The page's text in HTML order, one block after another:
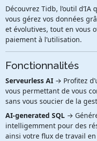
Découvrez Tidb, l’outil
vous gérez vos données
et évolutives, tout en vous
paiement à l’utilisation.
Fonctionnalités
Serveurless AI→ Profitez
vous permettant de vous
sans vous soucier de la
AI-generated SQL→
intelligemment pour des
ainsi votre flux de travail